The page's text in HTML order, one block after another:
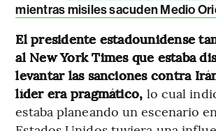
mientras misiles sacuden Medio
El presidente estadounidense
al New York Times que estaba
levantar las sanciones contra
líder era pragmático, lo cual
estaba planeando un escenario